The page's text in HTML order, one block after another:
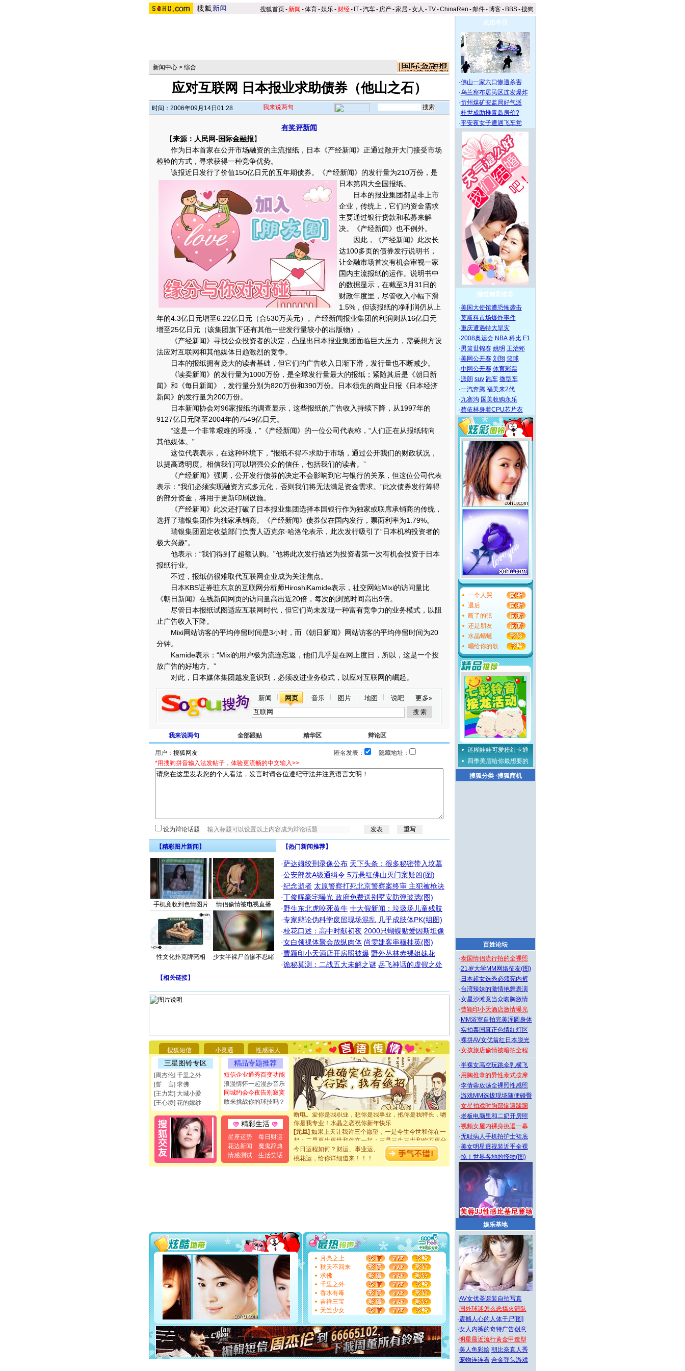
搜狐首页-新闻 -体育-娱乐- 财经- IT-汽车- 房产-家居-女人 -TV-ChinaRen -邮件-博客- BBS-搜狗
新闻中心 > 综合
应对互联网 日本报业求助债券（他山之石）
时间：2006年09月14日01:28 我来说两句
有奖评新闻
【来源：人民网-国际金融报】
作为日本首家在公开市场融资的主流报纸，日本《产经新闻》正通过敞开大门接受市场
检验的方式，寻求获得一种竞争优势。
该报近日发行了价值150亿日元的五年期债券。《产经新闻》的发行量为210万份，是
日本第四大全国报纸。
日本的报业集团都是非上市
企业，传统上，它们的资金需求
主要通过银行贷款和私募来解
决。《产经新闻》也不例外。
因此，《产经新闻》此次长
达100多页的债券发行说明书，
让金融市场首次有机会审视一家
国内主流报纸的运作。说明书中
的数据显示，在截至3月31日的
财政年度里，尽管收入小幅下滑
1.5%，但该报纸的净利润仍从上
年的4.3亿日元增至6.22亿日元（合530万美元）。产经新闻报业集团的利润则从16亿日元
增至25亿日元（该集团旗下还有其他一些发行量较小的出版物）。
《产经新闻》寻找公众投资者的决定，凸显出日本报业集团面临巨大压力，需要想方设
法应对互联网和其他媒体日趋激烈的竞争。
日本的报纸拥有庞大的读者基础，但它们的广告收入日渐下滑，发行量也不断减少。
《读卖新闻》的发行量为1000万份，是全球发行量最大的报纸；紧随其后是《朝日新
闻》和《每日新闻》，发行量分别为820万份和390万份。日本领先的商业日报《日本经济
新闻》的发行量为200万份。
日本新闻协会对96家报纸的调查显示，这些报纸的广告收入持续下降，从1997年的
9127亿日元降至2004年的7549亿日元。
“这是一个非常艰难的环境，”《产经新闻》的一位公司代表称，“人们正在从报纸转向
其他媒体。”
这位代表表示，在这种环境下，“报纸不得不求助于市场，通过公开我们的财政状况，
以提高透明度。相信我们可以增强公众的信任，包括我们的读者。”
《产经新闻》强调，公开发行债券的决定不会影响到它与银行的关系，但这位公司代表
表示：“我们必须实现融资方式多元化，否则我们将无法满足资金需求。”此次债券发行筹得
的部分资金，将用于更新印刷设施。
《产经新闻》此次还打破了日本报业集团选择本国银行作为独家或联席承销商的传统，
选择了瑞银集团作为独家承销商。《产经新闻》债券仅在国内发行，票面利率为1.79%。
瑞银集团固定收益部门负责人迈克尔·哈洛伦表示，此次发行吸引了“日本机构投资者的
极大兴趣”。
他表示：“我们得到了超额认购。”他将此次发行描述为投资者第一次有机会投资于日本
报纸行业。
不过，报纸仍很难取代互联网企业成为关注焦点。
日本KBS证券驻东京的互联网分析师HiroshiKamide表示，社交网站Mixi的访问量比
《朝日新闻》在线新闻网页的访问量高出近20倍，每次的浏览时间高出9倍。
尽管日本报纸试图适应互联网时代，但它们尚未发现一种富有竞争力的业务模式，以阻
止广告收入下降。
Mixi网站访客的平均停留时间是3小时，而《朝日新闻》网站访客的平均停留时间为20
分钟。
Kamide表示：“Mixi的用户极为流连忘返，他们几乎是在网上度日，所以，这是一个投
放广告的好地方。”
对此，日本媒体集团越发意识到，必须改进业务模式，以应对互联网的崛起。
新闻 网页 音乐 图片 地图 说吧 更多»
我来说两句 全部跟贴 精华区 辩论区
用户： 匿名发表：
隐藏地址：
*用搜狗拼音输入法发帖子，体验更流畅的中文输入>>
设为辩论话题
【精彩图片新闻】
手机竟收到色情图片 情侣偷情被电视直播
性文化扑克牌亮相 少女半裸尸首惨不忍睹
【热门新闻推荐】
·萨达姆绞刑录像公布 天下头条：很多秘密带入坟墓
·公安部发A级通缉令 5万悬红佛山灭门案疑凶(图)
·纪念逝者 太原警察打死北京警察案终审 主犯被枪决
·丁俊晖豪宅曝光 政府免费送别墅安防弹玻璃(图)
·野生东北虎咬死黄牛 十大假新闻：垃圾场儿童残肢
·专家辩论伪科学废留现场混乱 几乎成肢体PK(组图)
·校花口述：高中时献初夜 2000只蝴蝶贴爱因斯坦像
·女白领祼体聚会放纵肉体 尚雯婕客串穆桂英(图)
·曹颖印小天酒店开房照被爆 野外丛林赤裸姐妹花
·诡秘莫测：二战五大未解之谜 岳飞神话的虚假之处
【相关链接】
搜狐短信 小灵通 性感丽人
三星图铃专区
[周杰伦] 千里之外
[誓 言] 求佛
[王力宏] 大城小爱
[王心凌] 花的嫁纱
精品专题推荐
短信企业通秀百变功能
浪漫情怀一起漫步音乐
同城约会今夜告别寂寞
敢来挑战你的球技吗？
精彩生活
星座运势
每日财运
花边新闻
魔鬼辞典
情感测试
生活笑话
你太多，只有给你五千万：千万快乐！千万要健康！千万
要平安！千万要知足！千万不要忘记我！
[圣诞节]不只这样的日子才会想起你,而是这样的日子才
能正大光明地骚扰你,告诉你,圣诞要快乐!新年要快乐!天天
都要快乐噢!
[圣诞节]奉上一颗祝福的心,在这个特别的日子里,愿幸福,
如意,快乐,鲜花,一切美好的祝愿与你同在.圣诞快乐!
[元旦]看到你我会触电；看不到你我要充电；没有你我会
断电。爱你是我职业，想你是我事业，抱你是我特长，吻
你是我专业！水晶之恋祝你新年快乐
[元旦]如果上天让我许三个愿望，一是今生今世和你在一
起；二是再生再世和你在一起；三是三生三世和你不再分
[元旦]当我狠下心扭头离去那一刻，你在我身后无助地哭
泣，这痛楚让我明白我多么爱你。我转身抱住你：这猪不
[圣诞节]圣诞节到了，想想没什么送给你的，又不打算给
你太多，只有给你五千万：千万快乐！千万要健康！千万
要平安！千万要知足！千万不要忘记我！
[圣诞节]不只这样的日子才会想起你,而是这样的日子才
能正大光明地骚扰你,告诉你,圣诞要快乐!新年要快乐!天天
都要快乐噢!
[圣诞节]奉上一颗祝福的心,在这个特别的日子里,愿幸福,
如意,快乐,鲜花,一切美好的祝愿与你同在.圣诞快乐!
[元旦]
看到你我会触电；看不到你我要充电；没有你我会
断电。爱你是我职业，想你是我事业，抱你是我特长，吻
你是我专业！水晶之恋祝你新年快乐
[元旦]如果上天让我许三个愿望，一是今生今世和你在一
起；二是再生再世和你在一起；三是三生三世和你不再分
离。水晶之恋祝你新年快乐
[元旦]当我狠下心扭头离去那一刻，你在我身后无助地哭
泣，这痛楚让我明白我多么爱你。我转身抱住你：这猪不
今日运程如何？财运、事业运、
桃花运，给你详细道来！！！
月亮之上
秋天不回来
求佛
千里之外
香水有毒
吉祥三宝
天竺少女
点击今日
·佛山一家六口惨遭杀害
·乌兰察布居民区连发爆炸
·忻州煤矿安监局好气派
·杜世成助推青岛房价?
·平安夜女子遭遇飞车党
频道精彩推荐
·美国大使馆遭恐怖袭击
·莫斯科市场爆炸事件
·重庆遭遇特大旱灾
·2008奥运会 NBA 科比 F1
·男篮世锦赛 姚明 王治郅
·美网公开赛 刘翔 篮球
·中网公开赛 体育彩票
·派朗 suv 跑车 微型车
·一汽奔腾 福美来2代
·九寨沟 国美收购永乐
·蔡依林身着CPU芯片衣
一个人哭
退后
断了的弦
还是朋友
水晶蜻蜓
唱给你的歌
迷糊娃娃可爱粉红卡通
四季美眉给你最想要的
搜狐分类·搜狐商机
百姓论坛
·泰国情侣流行拍的全裸照
·21岁大学MM网络征友(图)
· 日本超女选秀必须亮内裤
·台湾辣妹的激情艳舞表演
·女星沙滩竟当众吻胸激情
·曹颖印小天酒店激情曝光
· MM浴室自拍完美浑圆身体
·实拍泰国真正色情红灯区
·裸拼AV女优翁红日本脱光
·女孩旅店偷情被暗拍全程
·半裸女高空玩跳伞乳横飞
·用胸推拿的异性泰式按摩
·李倩蓉放荡全裸照性感照
·游戏MM选拔现场随便碰臀
·女星拍戏时胸部惨遭蹂躏
·老板电脑里和二奶开房照
·视频女屋内裸身挑逗一幕
·无耻病人手机拍护士裙底
·美女明星透视装近乎全裸
·惊！世界各地的怪物(图)
娱乐基地
·AV女优圣诞装自拍写真
· 国外球迷怎么恶搞火箭队
·震撼人心的人体干尸[图]
·女人内裤的奇特广告创意
·明星最近流行黄金甲造型
·美人鱼彩绘 朝比奈真人秀
·宠物连连看 合金弹头游戏